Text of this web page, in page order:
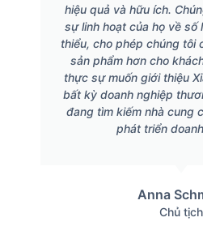
hiệu quả và hữu ích.
sự linh hoạt của họ về số
thiểu, cho phép chúng tôi
sản phẩm hơn cho
thực sự muốn giới thiệu
bất kỳ doanh nghiệp
đang tìm kiếm nhà cung
phát triển
Anna
Chủ tịch